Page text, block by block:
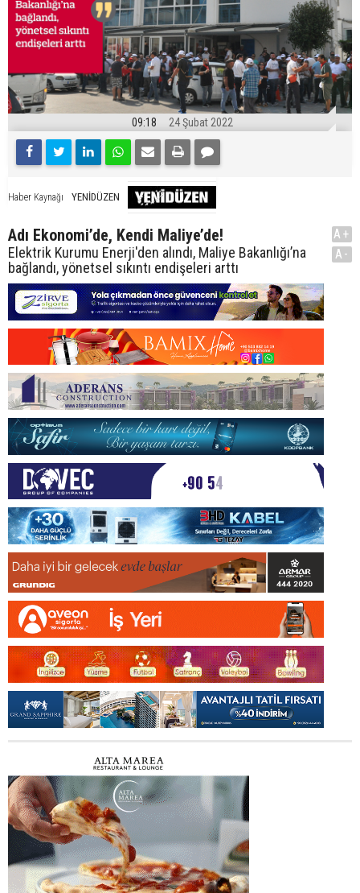
09:18 24 Şubat 2022
Haber Kaynağı YENİDÜZEN
Adı Ekonomi’de, Kendi Maliye’de!
Elektrik Kurumu Enerji'den alındı, Maliye Bakanlığı’na
bağlandı, yönetsel sıkıntı endişeleri arttı
A+
A-